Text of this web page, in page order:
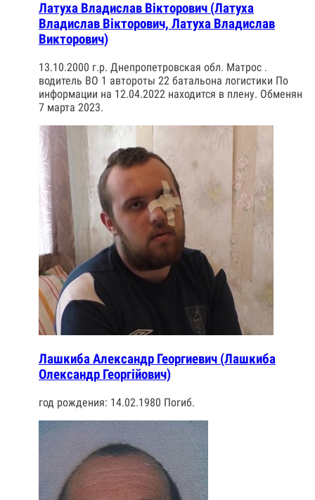
Латуха Владислав Вiкторович (Латуха
Владислав Вікторович, Латуха Владислав
Викторович)
13.10.2000 г.р. Днепропетровская обл. Матрос .
водитель ВО 1 автороты 22 батальона логистики По
информации на 12.04.2022 находится в плену. Обменян
7 марта 2023.
Лашкиба Александр Георгиевич (Лашкиба
Олександр Георгійович)
год рождения: 14.02.1980 Погиб.